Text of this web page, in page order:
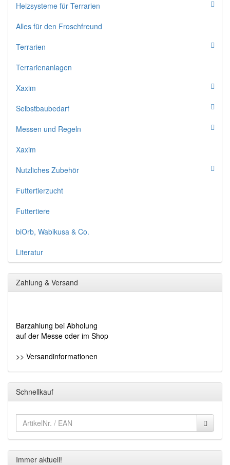
Heizsysteme für Terrarien
Alles für den Froschfreund
Terrarien
Terrarienanlagen
Xaxim
Selbstbaubedarf
Messen und Regeln
Xaxim
Nutzliches Zubehör
Futtertierzucht
Futtertiere
biOrb, Wabikusa & Co.
Literatur
Zahlung & Versand
Barzahlung bei Abholung
auf der Messe oder im Shop
>> Versandinformationen
Schnellkauf
Immer aktuell!